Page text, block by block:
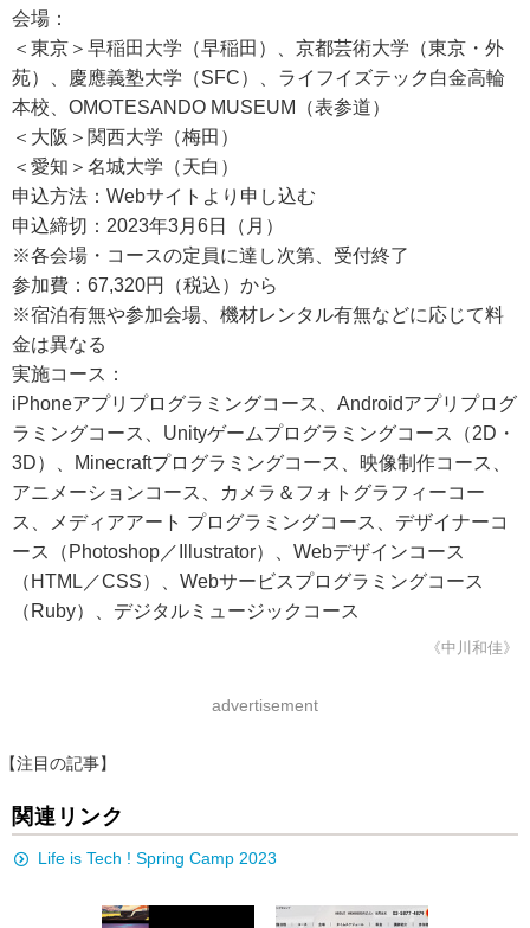
会場：
＜東京＞早稲田大学（早稲田）、京都芸術大学（東京・外
苑）、慶應義塾大学（SFC）、ライフイズテック白金高輪
本校、OMOTESANDO MUSEUM（表参道）
＜大阪＞関西大学（梅田）
＜愛知＞名城大学（天白）
申込方法：Webサイトより申し込む
申込締切：2023年3月6日（月）
※各会場・コースの定員に達し次第、受付終了
参加費：67,320円（税込）から
※宿泊有無や参加会場、機材レンタル有無などに応じて料
金は異なる
実施コース：
iPhoneアプリプログラミングコース、Androidアプリプログ
ラミングコース、Unityゲームプログラミングコース（2D・
3D）、Minecraftプログラミングコース、映像制作コース、
アニメーションコース、カメラ＆フォトグラフィーコー
ス、メディアアート プログラミングコース、デザイナーコ
ース（Photoshop／Illustrator）、Webデザインコース
（HTML／CSS）、Webサービスプログラミングコース
（Ruby）、デジタルミュージックコース
《中川和佳》
advertisement
【注目の記事】
関連リンク
Life is Tech ! Spring Camp 2023